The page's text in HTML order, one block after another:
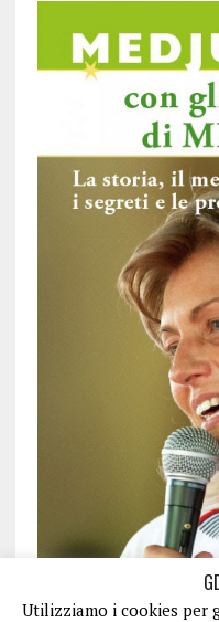
Utilizziamo i cookies per